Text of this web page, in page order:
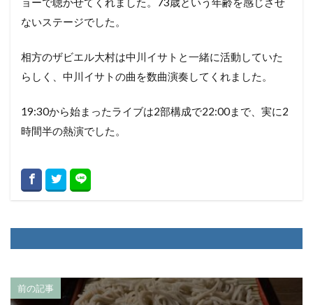
ないステージでした。
相方のザビエル大村は中川イサトと一緒に活動していた
らしく、中川イサトの曲を数曲演奏してくれました。
19:30から始まったライブは2部構成で22:00まで、実に2
時間半の熱演でした。
前の記事